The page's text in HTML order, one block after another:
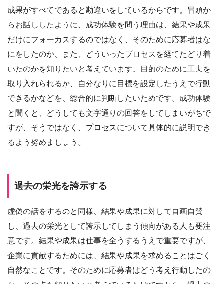
成果がすべてであると勘違いをしているからです。冒頭か
らお話ししたように、成功体験を問う理由は、結果や成果
だけにフォーカスするのではなく、そのために応募者はな
にをしたのか、また、どういったプロセスを経てたどり着
いたのかを知りたいと考えています。目的のために工夫を
取り入れられるか、自分なりに目標を設定したうえで行動
できるかなどを、総合的に判断したいためです。成功体験
と聞くと、どうしても文字通りの回答をしてしまいがちで
すが、そうではなく、プロセスについて具体的に説明でき
るよう努めましょう。
過去の栄光を誇示する
虚偽の話をするのと同様、結果や成果に対して自画自賛
し、過去の栄光として誇示してしまう傾向がある人も要注
意です。結果や成果は仕事を全うするうえで重要ですが、
企業に貢献するためには、結果や成果を求めることはごく
自然なことです。そのために応募者はどう考え行動したの